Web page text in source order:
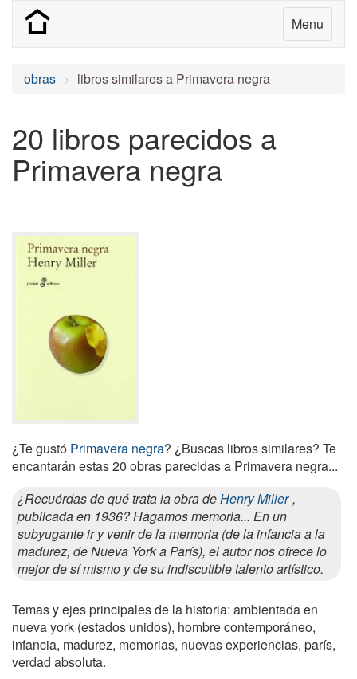
Menu
obras libros similares a Primavera negra
20 libros parecidos a
Primavera negra
¿Te gustó Primavera negra? ¿Buscas libros similares? Te
encantarán estas 20 obras parecidas a Primavera negra...
¿Recuérdas de qué trata la obra deHenry Miller ,
publicada en 1936? Hagamos memoria... En un
subyugante ir y venir de la memoria (de la infancia a la
madurez, de Nueva York a París), el autor nos ofrece lo
mejor de sí mismo y de su indiscutible talento artístico.
Temas y ejes principales de la historia: ambientada en
nueva york (estados unidos), hombre contemporáneo,
infancia, madurez, memorias, nuevas experiencias, parís,
verdad absoluta.